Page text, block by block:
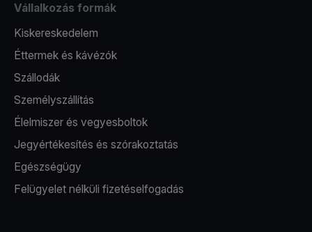
Vállalkozás formák
Kiskereskedelem
Éttermek és kávézók
Szállodák
Személyszállítás
Élelmiszer és vegyesboltok
Jegyértékesítés és szórakoztatás
Egészségügy
Felügyelet nélküli fizetéselfogadás